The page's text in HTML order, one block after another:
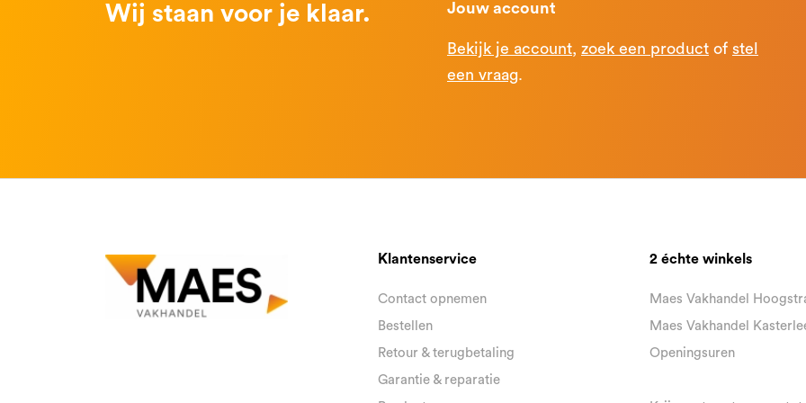
Wij staan voor je klaar. Jouw account
Bekijk je account, zoek een product of stel
een vraag.
Klantenservice
Contact opnemen
Bestellen
Retour & terugbetaling
Garantie & reparatie
2 échte winkels
Maes Vakhandel
Maes Vakhandel
Openingsuren